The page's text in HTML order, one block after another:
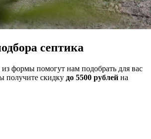
септика
формы помогут нам подобрать для вас
получите скидку до 5500 рублей на